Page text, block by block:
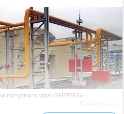
попутного газа «ЭНЕРГАЗ»